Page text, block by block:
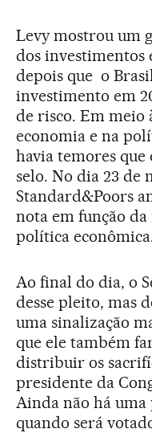
Levy mostrou um
dos investimentos
depois que o
investimento em
de risco. Em meio
economia e na
havia temores que
selo. No dia 23 de
Standard&Poors
nota em função
política
Ao final do dia, o
desse pleito, mas
uma sinalização
que ele também
distribuir os
presidente da
Ainda não há uma
quando será